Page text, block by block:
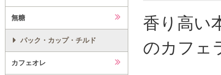
無糖
パック・カップ・チルド
カフェオレ
香り高い
のカフェ